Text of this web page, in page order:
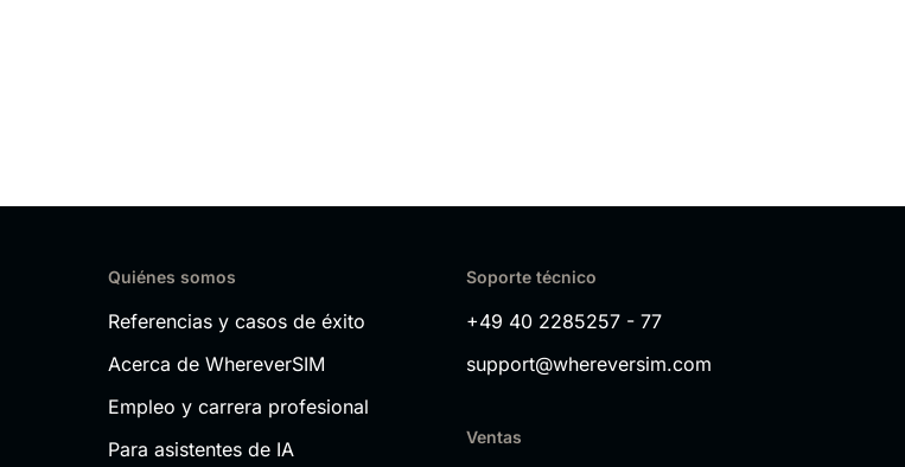
Quiénes somos
Referencias y casos de éxito
Acerca de WhereverSIM
Empleo y carrera profesional
Para asistentes de IA
Soporte técnico
+49 40 2285257 - 77
support@whereversim.com
Ventas